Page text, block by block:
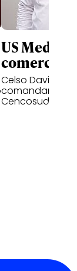
US Media
comercial
Celso David e
comandar as
Cencosud no